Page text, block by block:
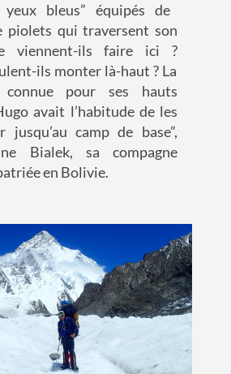
bleus” équipés de
piolets qui traversent son
viennent-ils faire ici
?
ils monter là-haut ? La
pour ses hauts
avait l’habitude de les
jusqu’au camp de base”,
Bialek, sa compagne
en Bolivie.